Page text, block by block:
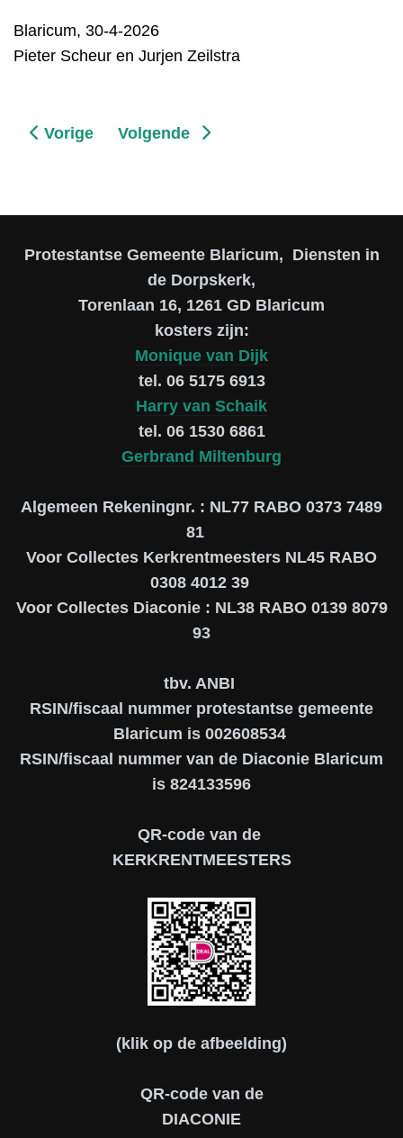
Blaricum, 30-4-2026
Pieter Scheur en Jurjen Zeilstra
Vorig artikel: "save" donderdag 10 september
Vorige Volgende artikel: Visitatie
Volgende
Protestantse Gemeente Blaricum, Diensten in
de Dorpskerk,
Torenlaan 16, 1261 GD Blaricum
kosters zijn:
Monique van Dijk
tel. 06 5175 6913
Harry van Schaik
tel. 06 1530 6861
Gerbrand Miltenburg
Algemeen Rekeningnr. : NL77 RABO 0373 7489
81
Voor Collectes Kerkrentmeesters NL45 RABO
0308 4012 39
Voor Collectes Diaconie : NL38 RABO 0139 8079
93
tbv. ANBI
RSIN/fiscaal nummer protestantse gemeente
Blaricum is 002608534
RSIN/fiscaal nummer van de Diaconie Blaricum
is 824133596
QR-code van de
KERKRENTMEESTERS
(klik op de afbeelding)
QR-code van de
DIACONIE